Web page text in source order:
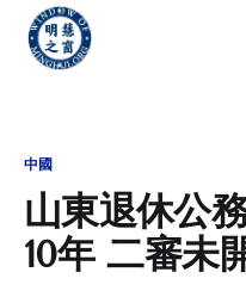
中國
山東退休公
10年 二審未